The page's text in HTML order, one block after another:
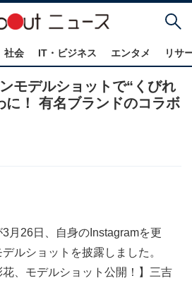
社会 IT・ビジネス エンタメ リサ
モデルショットで“くびれ
に！ 有名ブランドのコラボ
月26日、自身のInstagramを更
ルショットを披露しました。
花、モデルショット公開！】三吉